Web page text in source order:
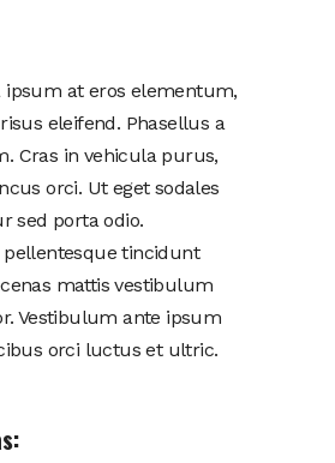
ipsum at eros elementum,
eleifend. Phasellus a
Cras in vehicula purus,
orci. Ut eget sodales
sed porta odio.
pellentesque tincidunt
mattis vestibulum
Vestibulum ante ipsum
orci luctus et ultric.